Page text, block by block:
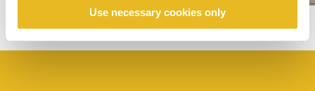
Use necessary cookies only